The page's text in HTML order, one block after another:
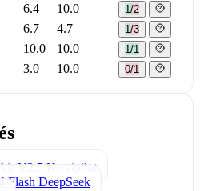
6.4 10.0 1/2
6.7 4.7 1/3
10.0 10.0 1/1
3.0 10.0 0/1
V2.5 Kwaipilot
Flash DeepSeek